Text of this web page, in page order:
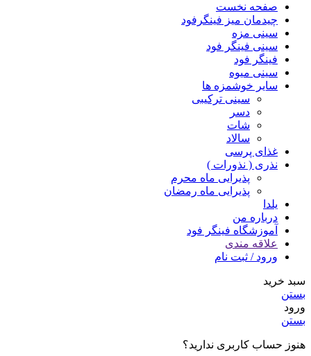
صفحه نخست
چیدمان میز فینگرفود
سینی مزه
سینی فینگر فود
فینگر فود
سینی میوه
سایر خوشمزه ها
سینی ترکیبی
دسر
شات
سالاد
غذای پرسی
نذری ( نذورات )
پذیرایی ماه محرم
پذیرایی ماه رمضان
یلدا
درباره من
آموزشگاه فینگر فود
علاقه مندی
ورود / ثبت نام
سبد خرید
بستن
ورود
بستن
هنوز حساب کاربری ندارید؟